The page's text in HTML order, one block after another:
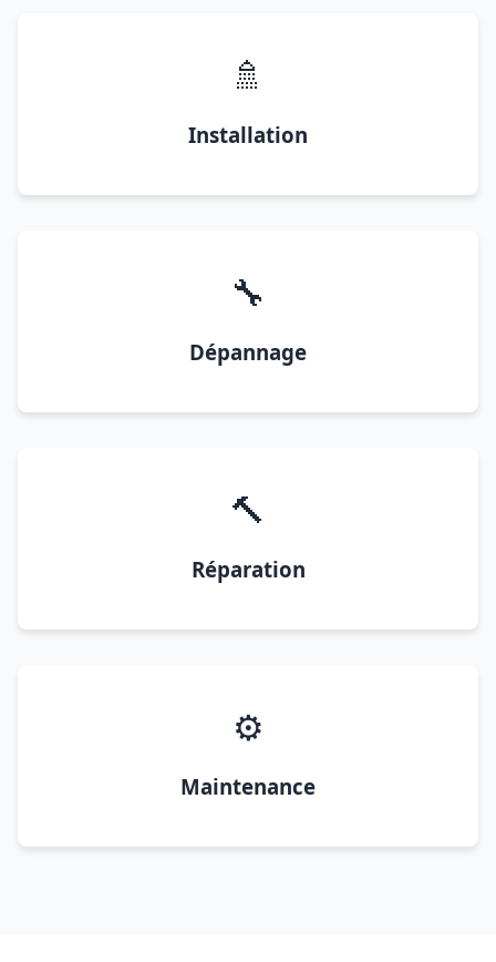
🚿
Installation
🔧
Dépannage
🔨
Réparation
⚙️
Maintenance